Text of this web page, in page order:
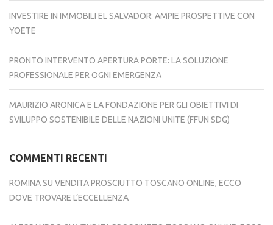
INVESTIRE IN IMMOBILI EL SALVADOR: AMPIE PROSPETTIVE CON
YOETE
PRONTO INTERVENTO APERTURA PORTE: LA SOLUZIONE
PROFESSIONALE PER OGNI EMERGENZA
MAURIZIO ARONICA E LA FONDAZIONE PER GLI OBIETTIVI DI
SVILUPPO SOSTENIBILE DELLE NAZIONI UNITE (FFUN SDG)
COMMENTI RECENTI
ROMINA SU VENDITA PROSCIUTTO TOSCANO ONLINE, ECCO
DOVE TROVARE L’ECCELLENZA